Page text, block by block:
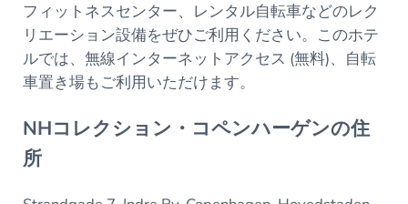
フィットネスセンター、レンタル自転車などのレク
リエーション設備をぜひご利用ください。このホテ
ルでは、無線インターネットアクセス (無料)、自転
車置き場もご利用いただけます。
NHコレクション・コペンハーゲンの住
所